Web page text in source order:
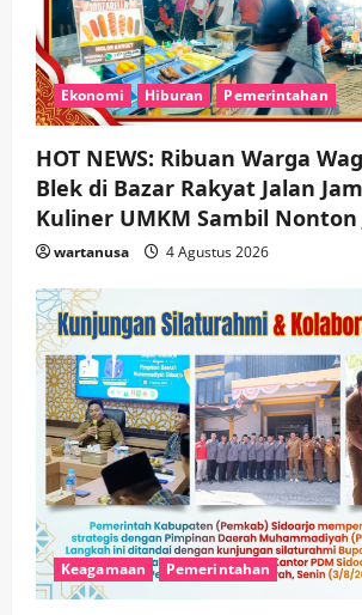
Ekonomi Hiburan Pemerintahan
HOT NEWS: Ribuan Warga
Blek di Bazar Rakyat Jalan
Kuliner UMKM Sambil Nonton
wartanusa 4 Agustus 2026
Keagamaan Pemerintahan